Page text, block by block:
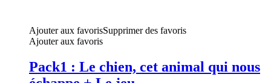
Ajouter aux favorisSupprimer des favoris
Ajouter aux favoris
Pack1 : Le chien, cet animal qui nous